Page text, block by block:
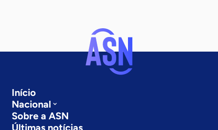
Início
Nacional
Sobre a ASN
Últimas notícias